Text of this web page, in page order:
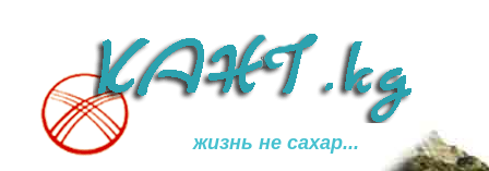
жизнь не сахар...